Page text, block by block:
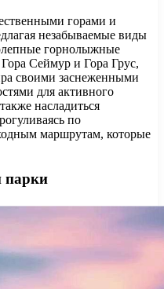
горами и
незабываемые виды
горнолыжные
Сеймур и Гора Грус,
своими заснеженными
для активного
насладиться
по
маршрутам, которые
парки